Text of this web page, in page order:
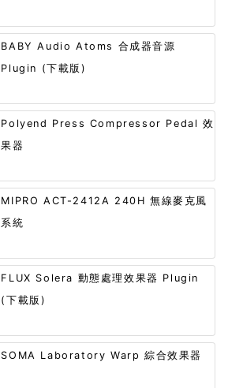
BABY Audio Atoms 合成器音源
Plugin (下載版)
Polyend Press Compressor Pedal 效
果器
MIPRO ACT-2412A 240H 無線麥克風
系統
FLUX Solera 動態處理效果器 Plugin
(下載版)
SOMA Laboratory Warp 綜合效果器